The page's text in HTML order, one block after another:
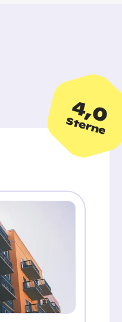
4,0
Sterne